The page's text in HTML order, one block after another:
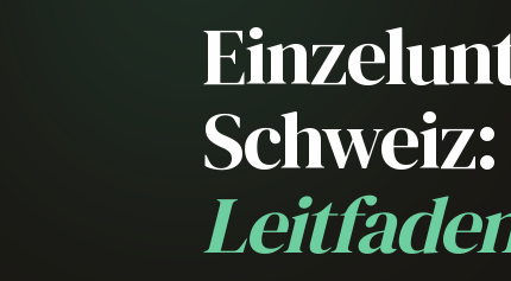
Schweiz: